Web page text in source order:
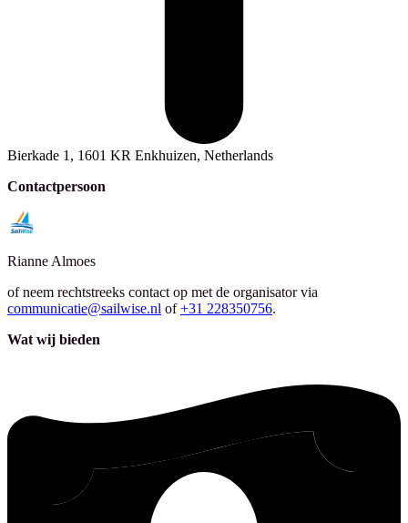
Bierkade 1, 1601 KR Enkhuizen, Netherlands
Contactpersoon
Rianne Almoes
of neem rechtstreeks contact op met de organisator via
communicatie@sailwise.nl of +31 228350756.
Wat wij bieden